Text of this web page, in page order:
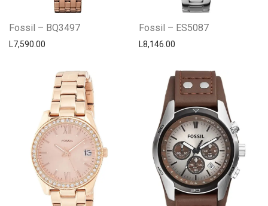
Fossil – BQ3497
L7,590.00
Fossil – ES5087
L8,146.00